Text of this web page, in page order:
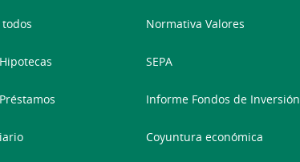
Normativa Valores
SEPA
Informe Fondos de Inversión
Coyuntura económica